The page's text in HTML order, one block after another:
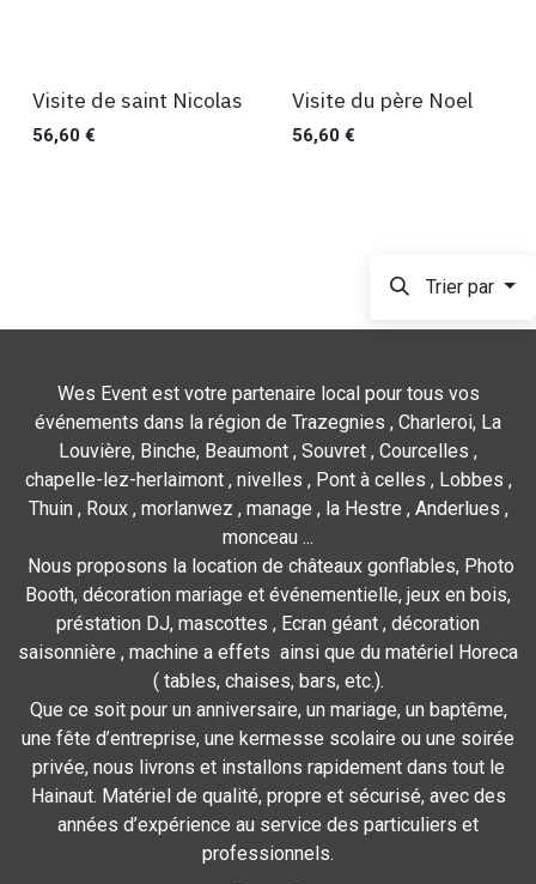
45 min
Visite de saint Nicolas
56,60 €
45 min
Visite du père Noel
56,60€
Trier par
Wes Event est votre partenaire local pour tous vos
événements dans la région de Trazegnies , Charleroi, La
Louvière, Binche, Beaumont , Souvret , Courcelles ,
chapelle-lez-herlaimont , nivelles , Pont à celles , Lobbes ,
Thuin , Roux , morlanwez , manage , la Hestre , Anderlues ,
monceau ...
Nous proposons la location de châteaux gonflables, Photo
Booth, décoration mariage et événementielle, jeux en bois,
préstation DJ, mascottes , Ecran géant , décoration
saisonnière , machine a effets ainsi que du matériel Horeca
( tables, chaises, bars, etc.).
Que ce soit pour un anniversaire, un mariage, un baptême,
une fête d’entreprise, une kermesse scolaire ou une soirée
privée, nous livrons et installons rapidement dans tout le
Hainaut. Matériel de qualité, propre et sécurisé, avec des
années d’expérience au service des particuliers et
professionnels.